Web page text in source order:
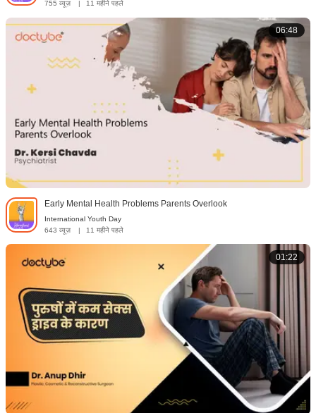
755 व्यूज़
| 11 महीने पहले
06:48
Early Mental Health Problems Parents Overlook
International Youth Day
643 व्यूज़
| 11 महीने पहले
01:22